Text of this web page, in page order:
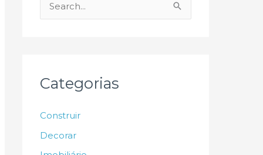
e
i
r
Categorias
Construir
Decorar